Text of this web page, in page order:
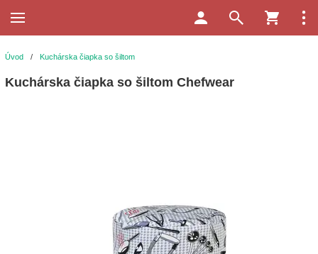
Úvod / Kuchárska čiapka so šiltom
Kuchárska čiapka so šiltom Chefwear